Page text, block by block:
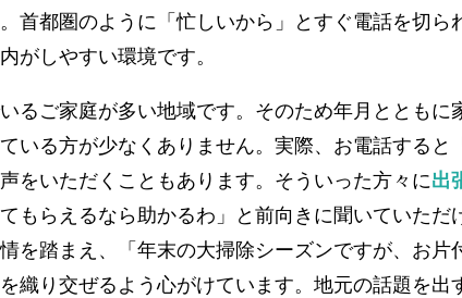
首都圏のように「忙しいから」とすぐ電話を切ら
がしやすい環境です。
るご家庭が多い地域です。そのため年月とともに
いる方が少なくありません。実際、お電話すると
をいただくこともあります。そういった方々に出
もらえるなら助かるわ」と前向きに聞いていただ
を踏まえ、「年末の大掃除シーズンですが、お片
織り交ぜるよう心がけています。地元の話題を出